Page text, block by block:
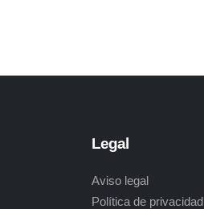
Legal
Aviso legal
Política de privacidad